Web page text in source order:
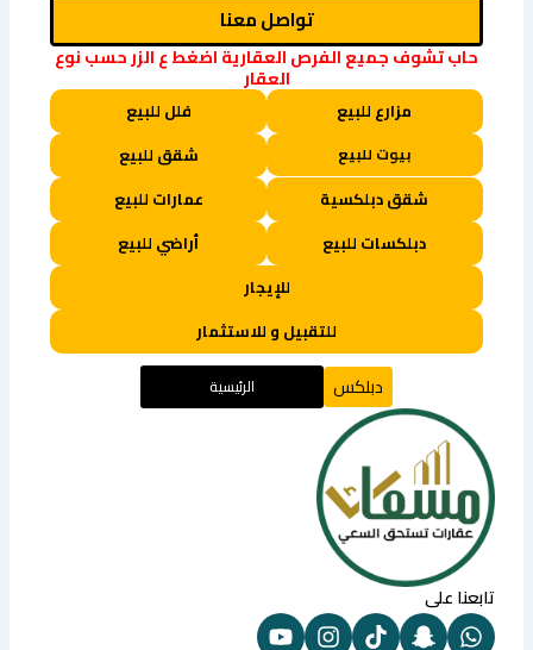
تواصل معنا
حاب تشوف جميع الفرص العقارية اضغط ع الزر حسب نوع
العقار
مزارع للبيع فلل للبيع
بيوت للبيع
شقق للبيع
شقق دبلكسية
عمارات للبيع
دبلكسات للبيع
أراضي للبيع
للإيجار
للتقبيل و للاستثمار
دبلكس الرئيسية
تابعنا على